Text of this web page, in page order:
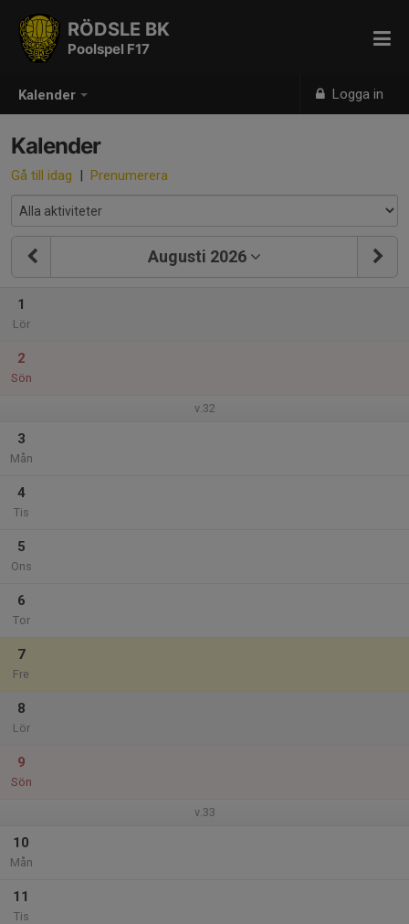
Kalender Logga in
RÖDSLE BK
Poolspel F17
Kalender
Gå till idag | Prenumerera
Augusti 2026
1
Lör
2
Sön
v.32
3
Mån
4
Tis
5
Ons
6
Tor
7
Fre
8
Lör
9
Sön
v.33
10
Mån
11
Tis